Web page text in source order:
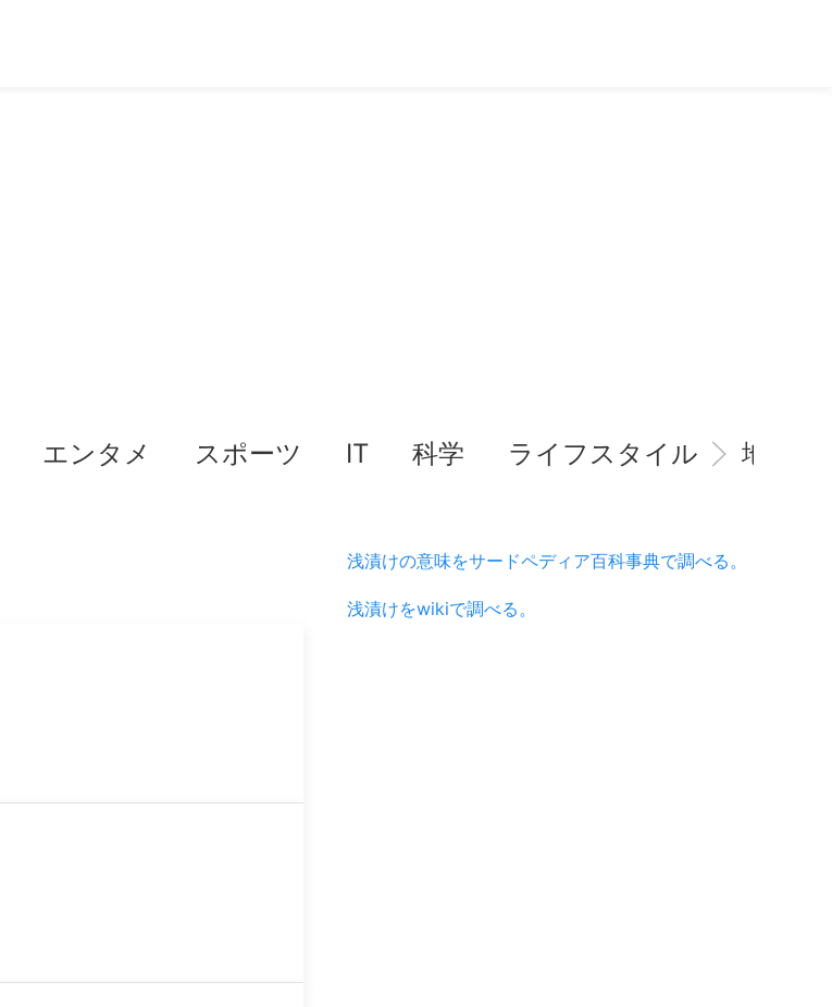
エンタメ スポーツ IT 科学 ライフスタイル 地域情
浅漬けの意味をサードペディア百科事典で調べる。
浅漬けをwikiで調べる。